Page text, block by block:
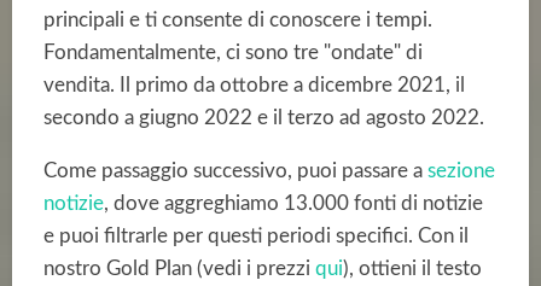
principali e ti consente di conoscere i tempi.
Fondamentalmente, ci sono tre "ondate" di
vendita. Il primo da ottobre a dicembre 2021, il
secondo a giugno 2022 e il terzo ad agosto 2022.
Come passaggio successivo, puoi passare a sezione
notizie, dove aggreghiamo 13.000 fonti di notizie
e puoi filtrarle per questi periodi specifici. Con il
nostro Gold Plan (vedi i prezzi qui), ottieni il testo